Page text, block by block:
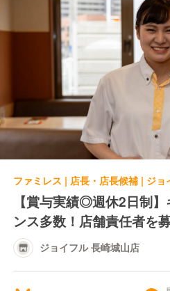
ファミレス | 店長・店長候補 | ジョ
【賞与実績◎週休2日制
ンス多数！店舗責任者を
ジョイフル 長崎城山店